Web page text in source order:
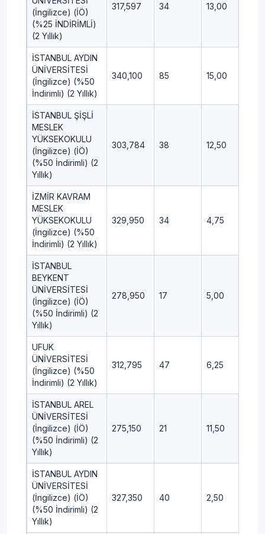
(İngilizce) (İÖ)
(%25 İNDİRİMLİ)
(2 Yıllık)
317,597 34 13,00
İSTANBUL AYDIN
ÜNİVERSİTESİ
(İngilizce) (%50
İndirimli) (2 Yıllık)
340,100 85 15,00
İSTANBUL ŞİŞLİ
MESLEK
YÜKSEKOKULU
(İngilizce) (İÖ)
(%50 İndirimli) (2
Yıllık)
303,784 38 12,50
İZMİR KAVRAM
MESLEK
YÜKSEKOKULU
(İngilizce) (%50
İndirimli) (2 Yıllık)
329,950 34 4,75
İSTANBUL
BEYKENT
ÜNİVERSİTESİ
(İngilizce) (İÖ)
(%50 İndirimli) (2
Yıllık)
278,950 17 5,00
UFUK
ÜNİVERSİTESİ
(İngilizce) (%50
İndirimli) (2 Yıllık)
312,795 47 6,25
İSTANBUL AREL
ÜNİVERSİTESİ
(İngilizce) (İÖ)
(%50 İndirimli) (2
Yıllık)
275,150 21 11,50
İSTANBUL AYDIN
ÜNİVERSİTESİ
(İngilizce) (İÖ)
(%50 İndirimli) (2
Yıllık)
327,350 40 2,50